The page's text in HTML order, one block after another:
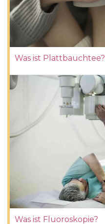
Was ist Plattbauchtee?
Was ist Fluoroskopie?